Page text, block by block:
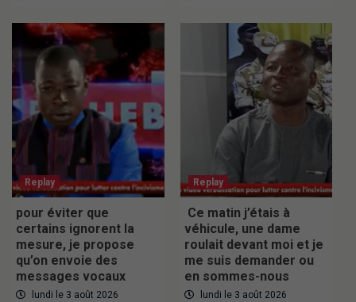
Replay
pour éviter que
certains ignorent la
mesure, je propose
qu’on envoie des
messages vocaux
lundi le 3 août 2026
Replay
Ce matin j’étais à
véhicule, une dame
roulait devant moi et je
me suis demander ou
en sommes-nous
lundi le 3 août 2026